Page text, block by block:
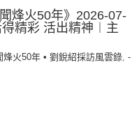
烽火50年》2026-07-
精彩 活出精神︱主
烽火50年 • 劉銳紹採訪風雲錄, -